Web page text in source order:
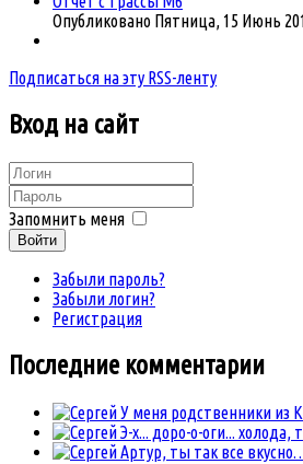
Опубликовано Пятница, 15 Июнь
Подписаться на эту RSS-ленту
Вход на сайт
Запомнить меня
Войти
Забыли пароль?
Забыли логин?
Регистрация
Последние комментарии
У меня родственники из
Э-х... доро-о-оги... холода,
Артур, ты так все